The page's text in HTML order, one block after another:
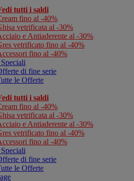
tutti i saldi
fino al -40%
vetrificata al -30%
e Antiaderente al -30%
vetrificato fino al -40%
fino al -40%
di fine serie
le Offerte
tutti i saldi
fino al -40%
vetrificata al -30%
e Antiaderente al -30%
vetrificato fino al -40%
fino al -40%
di fine serie
le Offerte